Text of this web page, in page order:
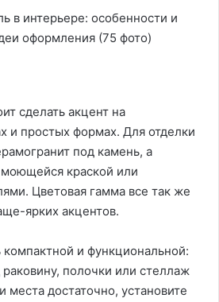
сделать акцент на
и простых формах. Для отделки
под камень, а
краской или
Цветовая гамма все так же
ярких акцентов.
и функциональной:
полочки или стеллаж
места достаточно, установите